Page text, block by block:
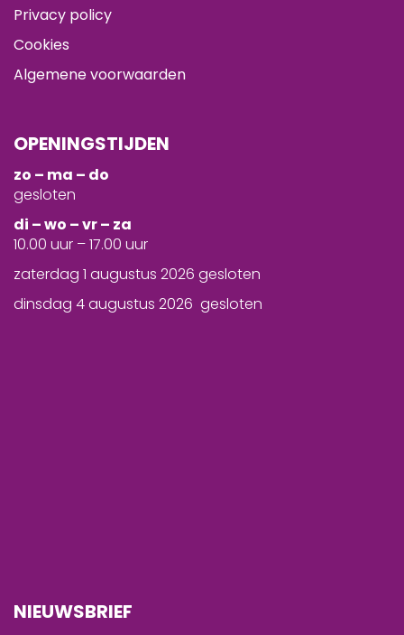
Privacy policy
Cookies
Algemene voorwaarden
OPENINGSTIJDEN
zo – ma – do
gesloten
di – wo – vr – za
10.00 uur – 17.00 uur
zaterdag 1 augustus 2026 gesloten
dinsdag 4 augustus 2026 gesloten
NIEUWSBRIEF